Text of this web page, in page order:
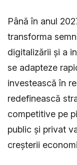
Până în anul
transforma
digitalizării și a
se adapteze
investească în
redefinească
competitive pe
public și privat
creșterii